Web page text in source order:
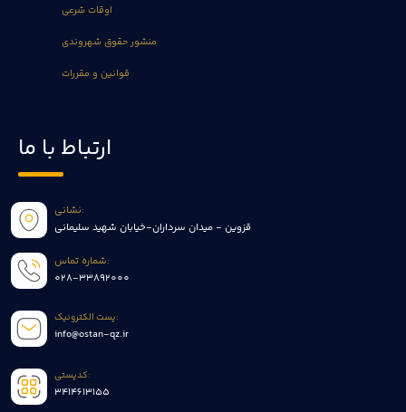
اوقات شرعی
منشور حقوق شهروندی
قوانین و مقررات
ارتباط با ما
نشانی:
قزوین - میدان سرداران-خیابان شهید سلیمانی
شماره تماس:
028-33892000
پست الکترونیک:
info@ostan-qz.ir
کدپستی:
3414613155